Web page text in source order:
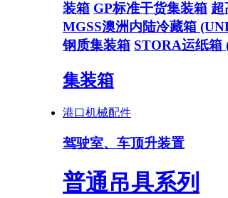
装箱 GP标准干货集装箱 超
MGSS澳洲内陆冷藏箱
钢质集装箱 STORA运纸箱
集装箱
港口机械配件
驾驶室、车顶升装置
普通吊具系列